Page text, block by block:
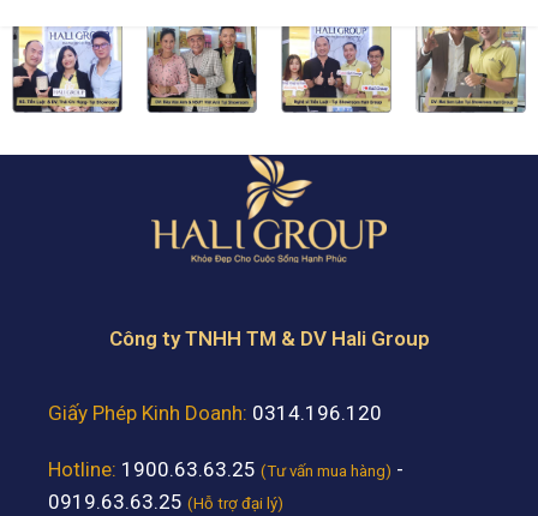
Công ty TNHH TM & DV Hali Group
Giấy Phép Kinh Doanh: 0314.196.120
Hotline: 1900.63.63.25 (Tư vấn mua hàng) -
0919.63.63.25 (Hỗ trợ đại lý)